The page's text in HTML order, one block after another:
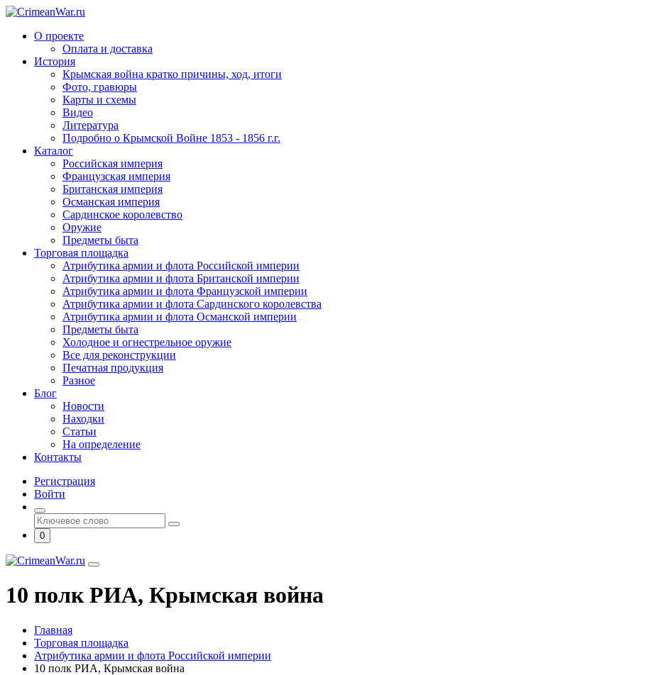
О проекте
Оплата и доставка
История
Крымская война кратко причины, ход, итоги
Фото, гравюры
Карты и схемы
Видео
Литература
Подробно о Крымской Войне 1853 - 1856 г.г.
Каталог
Российская империя
Французская империя
Британская империя
Османская империя
Сардинское королевство
Оружие
Предметы быта
Торговая площадка
Атрибутика армии и флота Российской империи
Атрибутика армии и флота Британской империи
Атрибутика армии и флота Французской империи
Атрибутика армии и флота Сардинского королевства
Атрибутика армии и флота Османской империи
Предметы быта
Холодное и огнестрельное оружие
Все для реконструкции
Печатная продукция
Разное
Блог
Новости
Находки
Статьи
На определение
Контакты
Регистрация
Войти
0
10 полк РИА, Крымская война
Главная
Торговая площадка
Атрибутика армии и флота Российской империи
10 полк РИА, Крымская война